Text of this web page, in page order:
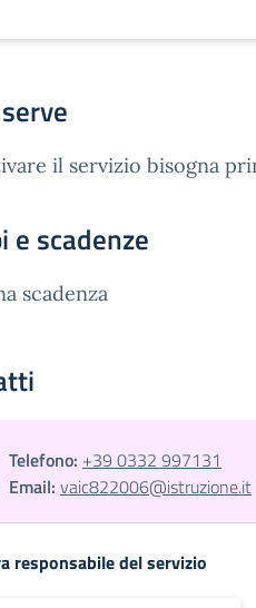
il servizio bisogna
e scadenze
scadenza
Telefono: +39 0332 997131
Email: vaic822006@istruzione.it
responsabile del servizio